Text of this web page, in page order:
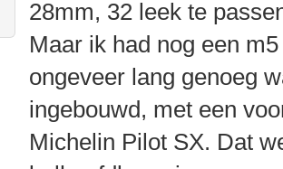
28mm, 32 leek te
Maar ik had nog een
ongeveer lang genoeg
ingebouwd, met een
Michelin Pilot SX. Dat